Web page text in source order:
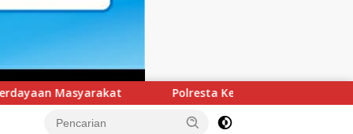
Kendari Ungkap Kasus Curnik, Lima Handphone Hasil